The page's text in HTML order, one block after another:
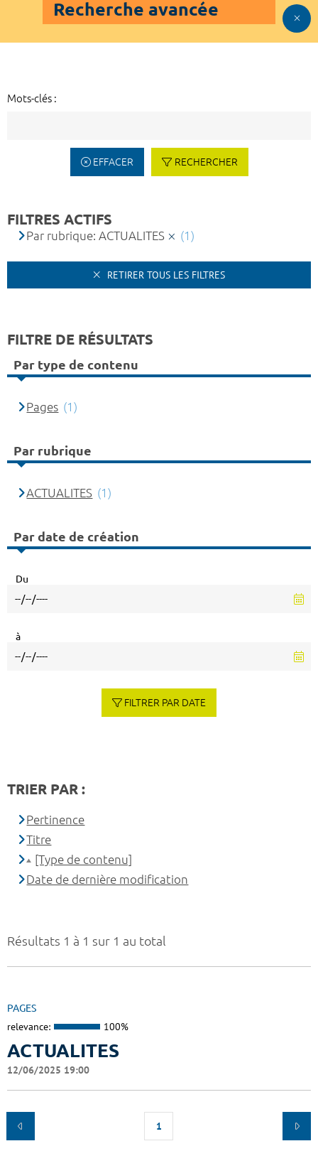
Recherche avancée
Mots-clés :
EFFACER RECHERCHER
Résultats 1 à 1 sur 1 au total
PAGES
relevance: 100%
ACTUALITES
12/06/2025 19:00
1
FILTRES ACTIFS
Par rubrique: ACTUALITES (1)
RETIRER TOUS LES FILTRES
FILTRE DE RÉSULTATS
Par type de contenu
Pages (1)
Par rubrique
ACTUALITES (1)
Par date de création
Du
à
FILTRER PAR DATE
TRIER PAR :
Pertinence
Titre
[Type de contenu]
Date de dernière modification